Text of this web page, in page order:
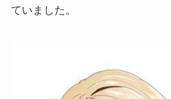
ていました。